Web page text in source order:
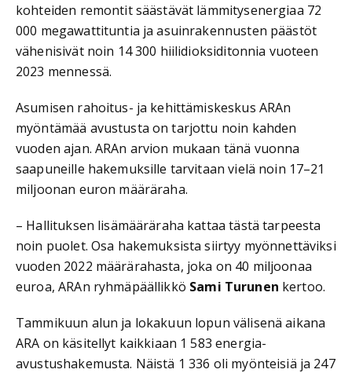
kohteiden remontit säästävät lämmitysenergiaa 72
000 megawattituntia ja asuinrakennusten päästöt
vähenisivät noin 14 300 hiilidioksiditonnia vuoteen
2023 mennessä.
Asumisen rahoitus- ja kehittämiskeskus ARAn
myöntämää avustusta on tarjottu noin kahden
vuoden ajan. ARAn arvion mukaan tänä vuonna
saapuneille hakemuksille tarvitaan vielä noin 17–21
miljoonan euron määräraha.
– Hallituksen lisämääräraha kattaa tästä tarpeesta
noin puolet. Osa hakemuksista siirtyy myönnettäviksi
vuoden 2022 määrärahasta, joka on 40 miljoonaa
euroa, ARAn ryhmäpäällikkö Sami Turunen kertoo.
Tammikuun alun ja lokakuun lopun välisenä aikana
ARA on käsitellyt kaikkiaan 1 583 energia-
avustushakemusta. Näistä 1 336 oli myönteisiä ja 247